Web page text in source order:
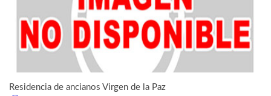
Residencia de ancianos Virgen de la Paz